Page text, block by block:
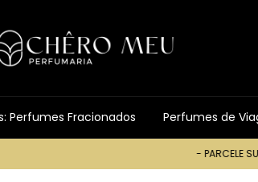
Perfumes Fracionados Perfumes de
- PARCELE SUA COMPRA